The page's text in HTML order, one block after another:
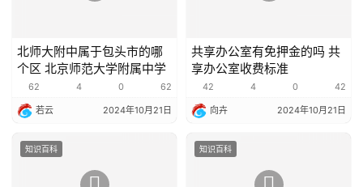
北师大附中属于包头市的哪
个区 北京师范大学附属中学
62 4 0 62
若云 2024年10月21日
共享办公室有免押金的吗 共
享办公室收费标准
42 4 0 42
向卉 2024年10月21日
知识百科 知识百科